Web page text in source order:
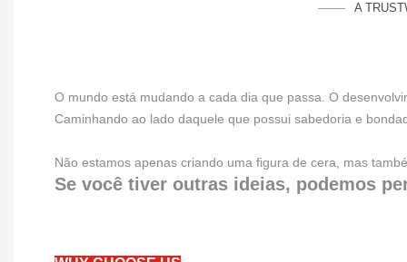
A
O mundo está mudando a cada dia que passa. O
Caminhando ao lado daquele que possui sabedoria e
Não estamos apenas criando uma figura de cera, mas
Se você tiver outras ideias, podemos